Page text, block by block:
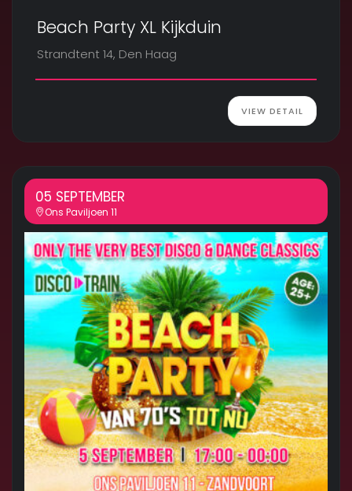
Beach Party XL Kijkduin
Strandtent 14, Den Haag
VIEW DETAIL
05 SEPTEMBER
Ons Paviljoen 11